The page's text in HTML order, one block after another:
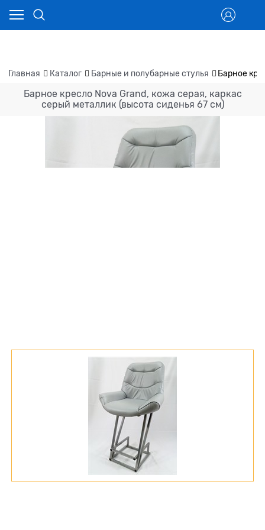
Главная Каталог Барные и полубарные стулья Барное
Барное кресло Nova Grand, кожа серая, каркас
серый металлик (высота сиденья 67 см)